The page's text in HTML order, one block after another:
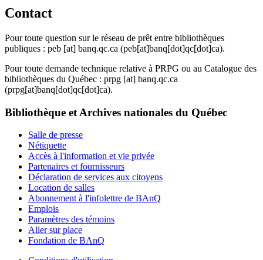
Contact
Pour toute question sur le réseau de prêt entre bibliothèques
publiques : peb [at] banq.qc.ca (peb[at]banq[dot]qc[dot]ca).
Pour toute demande technique relative à PRPG ou au Catalogue des
bibliothèques du Québec : prpg [at] banq.qc.ca
(prpg[at]banq[dot]qc[dot]ca).
Bibliothèque et Archives nationales du Québec
Salle de presse
Nétiquette
Accès à l'information et vie privée
Partenaires et fournisseurs
Déclaration de services aux citoyens
Location de salles
Abonnement à l'infolettre de BAnQ
Emplois
Paramètres des témoins
Aller sur place
Fondation de BAnQ